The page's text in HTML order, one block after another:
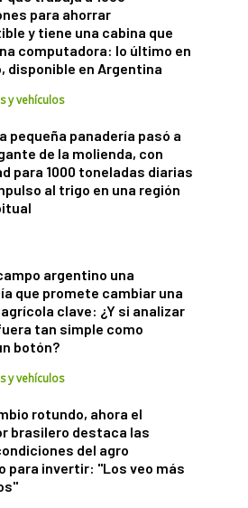
para ahorrar
y tiene una cabina que
computadora: lo último en
disponible en Argentina
y vehículos
pequeña panadería pasó a
de la molienda, con
para 1000 toneladas diarias
al trigo en una región
argentino una
que promete cambiar una
clave: ¿Y si analizar
tan simple como
botón?
y vehículos
rotundo, ahora el
brasilero destaca las
del agro
para invertir: "Los veo más